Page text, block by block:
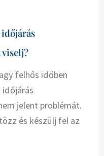
időjárás
felhős időben
időjárás
jelent problémát.
és készülj fel az